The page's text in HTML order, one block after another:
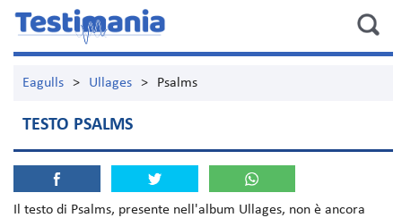
Eagulls > Ullages > Psalms
TESTO PSALMS
Il testo di Psalms, presente nell'album Ullages, non è ancora